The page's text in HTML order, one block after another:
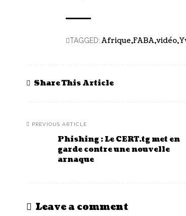
TAGGED: Afrique FABA vidéo
Share This Article
PREVIOUS ARTICLE
Phishing : Le CERT.tg met en
garde contre une nouvelle
arnaque
Leave a comment